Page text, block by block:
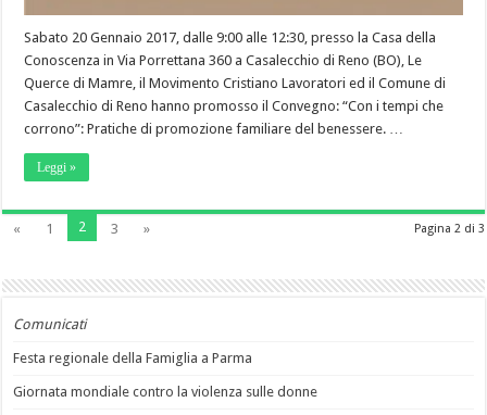
Sabato 20 Gennaio 2017, dalle 9:00 alle 12:30, presso la Casa della
Conoscenza in Via Porrettana 360 a Casalecchio di Reno (BO), Le
Querce di Mamre, il Movimento Cristiano Lavoratori ed il Comune di
Casalecchio di Reno hanno promosso il Convegno: “Con i tempi che
corrono”: Pratiche di promozione familiare del benessere. …
Leggi »
Pagina 2 di 3
« 1 2 3 »
Comunicati
Festa regionale della Famiglia a Parma
Giornata mondiale contro la violenza sulle donne